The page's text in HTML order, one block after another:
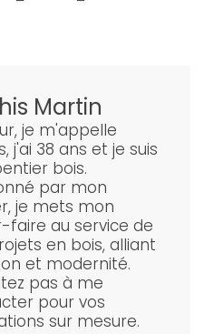
Martin
je m'appelle
j'ai 38 ans et je suis
bois.
par mon
je mets mon
faire au service de
en bois, alliant
et modernité.
pas à me
pour vos
sur mesure.